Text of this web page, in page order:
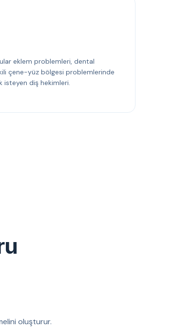
eklem problemleri, dental
çene-yüz bölgesi problemlerinde
isteyen diş hekimleri.
oluşturur.